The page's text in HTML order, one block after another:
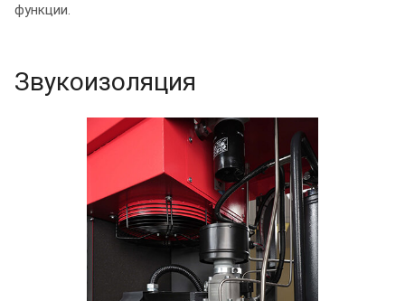
функции.
Звукоизоляция